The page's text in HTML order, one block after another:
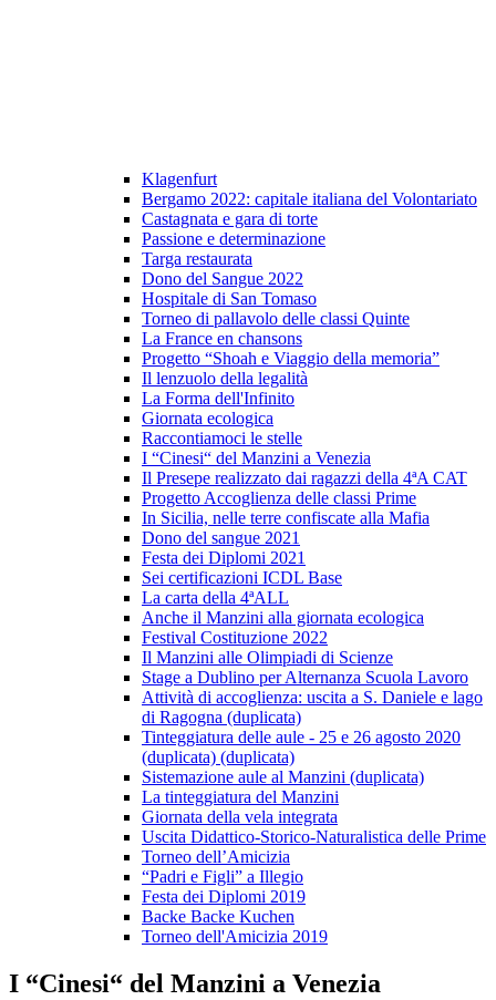
Klagenfurt
Bergamo 2022: capitale italiana del Volontariato
Castagnata e gara di torte
Passione e determinazione
Targa restaurata
Dono del Sangue 2022
Hospitale di San Tomaso
Torneo di pallavolo delle classi Quinte
La France en chansons
Progetto “Shoah e Viaggio della memoria”
Il lenzuolo della legalità
La Forma dell'Infinito
Giornata ecologica
Raccontiamoci le stelle
I “Cinesi“ del Manzini a Venezia
Il Presepe realizzato dai ragazzi della 4ªA CAT
Progetto Accoglienza delle classi Prime
In Sicilia, nelle terre confiscate alla Mafia
Dono del sangue 2021
Festa dei Diplomi 2021
Sei certificazioni ICDL Base
La carta della 4ªALL
Anche il Manzini alla giornata ecologica
Festival Costituzione 2022
Il Manzini alle Olimpiadi di Scienze
Stage a Dublino per Alternanza Scuola Lavoro
Attività di accoglienza: uscita a S. Daniele e lago
di Ragogna (duplicata)
Tinteggiatura delle aule - 25 e 26 agosto 2020
(duplicata) (duplicata)
Sistemazione aule al Manzini (duplicata)
La tinteggiatura del Manzini
Giornata della vela integrata
Uscita Didattico-Storico-Naturalistica delle Prime
Torneo dell’Amicizia
“Padri e Figli” a Illegio
Festa dei Diplomi 2019
Backe Backe Kuchen
Torneo dell'Amicizia 2019
I “Cinesi“ del Manzini a Venezia